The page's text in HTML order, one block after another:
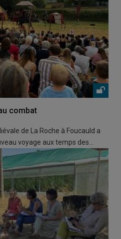
combat
de La Roche à Foucauld a
voyage aux temps des…